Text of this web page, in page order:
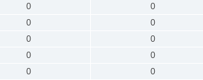
0 0
0 0
0 0
0 0
0 0